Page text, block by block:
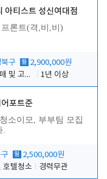
아티스트 성신여대점
론트(격,비,비)
구 월 2,900,000원
객실판매 및 고객응대
1년 이상
포트준
소이모, 부부팀 모집
.
월 2,500,000원
호텔청소
경력무관